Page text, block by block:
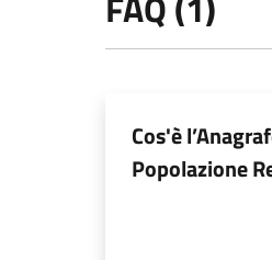
Cos'è
Popolazione